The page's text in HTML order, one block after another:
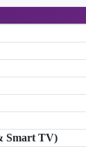
Smart TV)